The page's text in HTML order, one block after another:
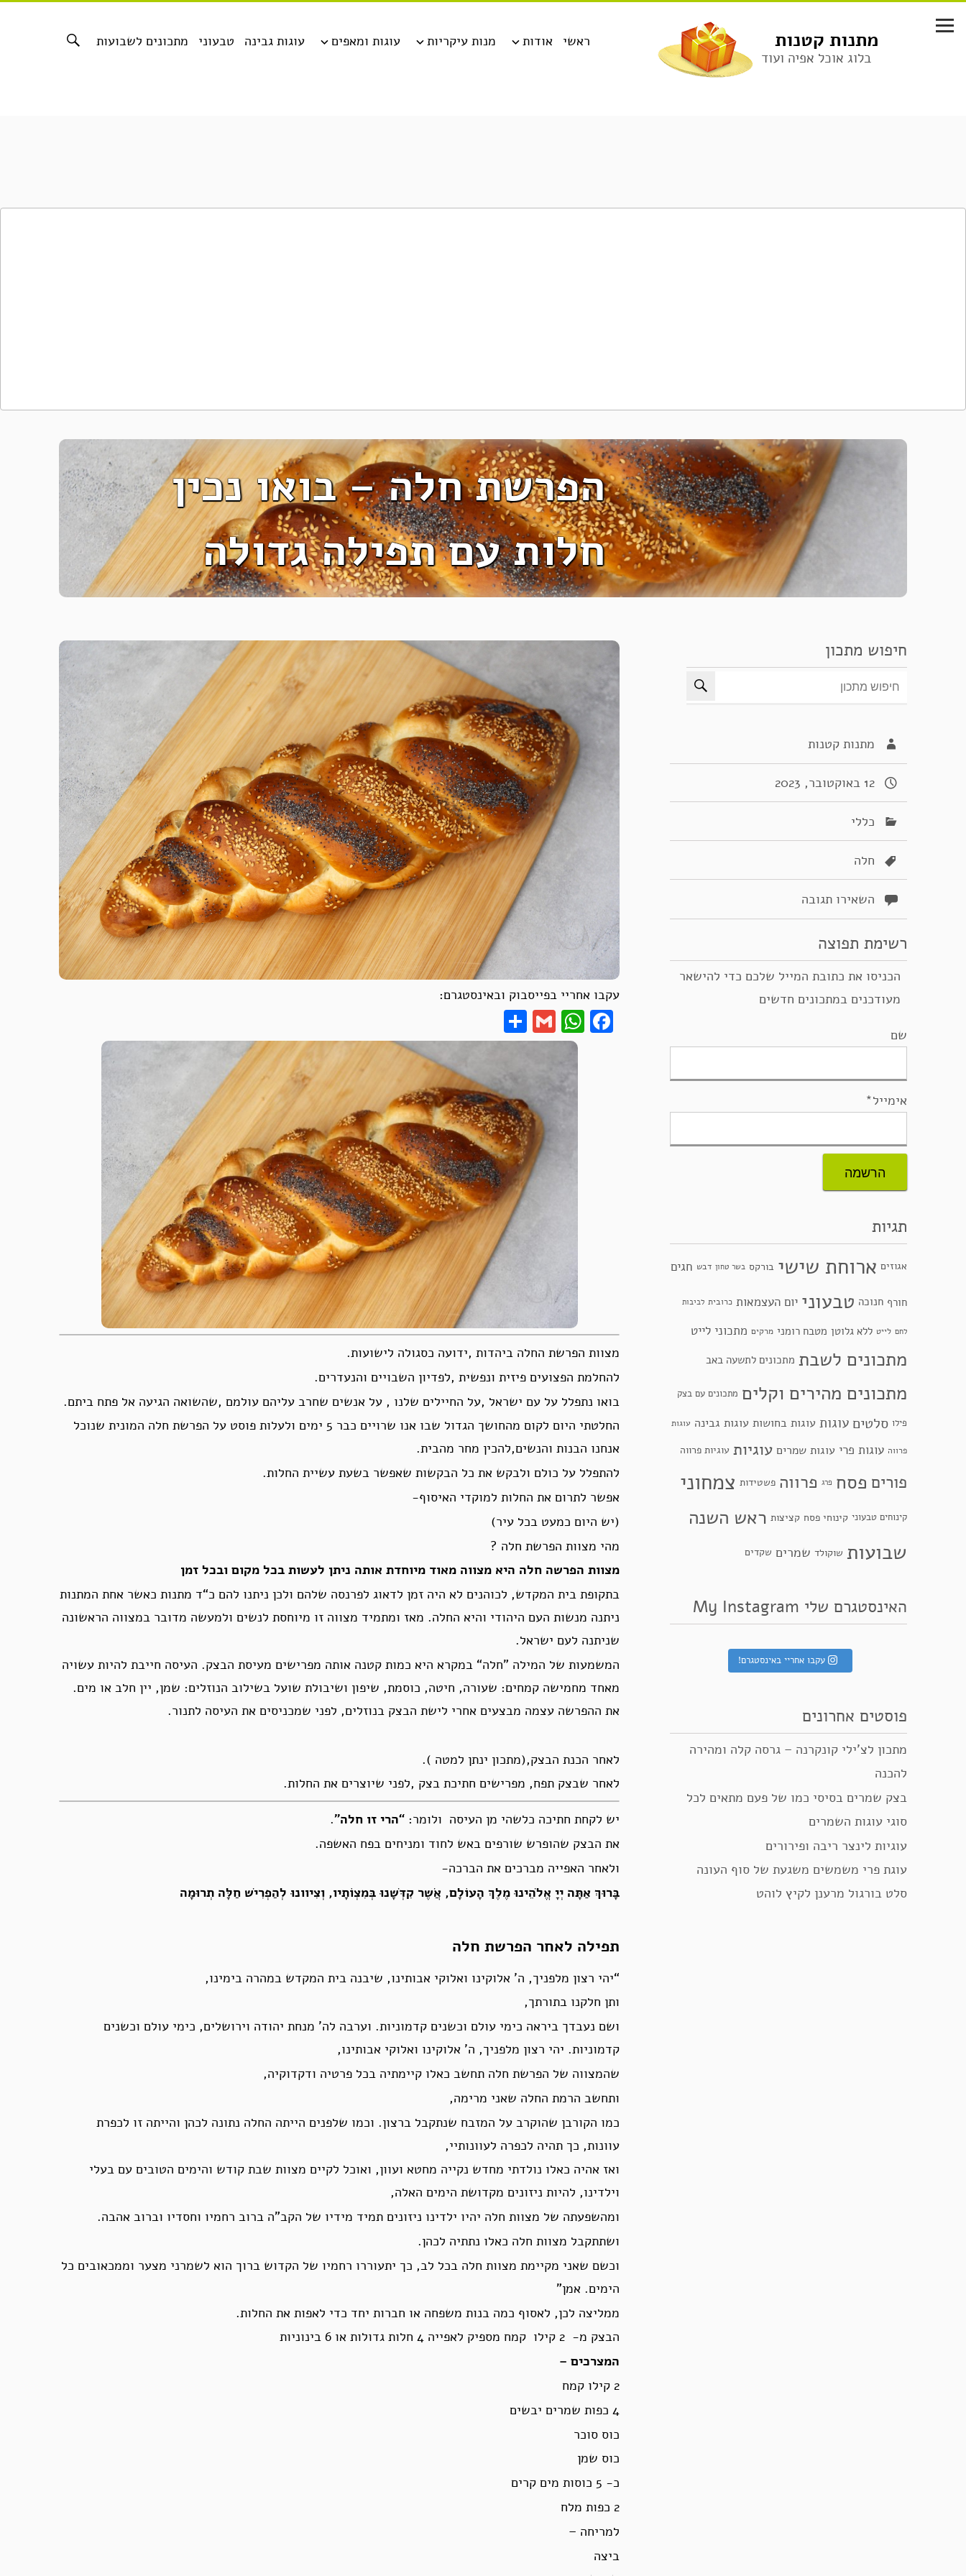
לתוכן
מתנות קטנות
בלוג אוכל אפיה ועוד
מתכונים לשבועות טבעוני עוגות גבינה עוגות ומאפים מנות עיקריות אודות ראשי
הפרשת חלה – בואו נכין
חלות עם תפילה גדולה
עקבו אחריי בפייסבוק ובאינסטגרם:
Facebook
WhatsApp
Gmail
מצוות הפרשת החלה ביהדות ,ידועה כסגולה לישועות.
להחלמת הפצועים פיזית ונפשית ,לפדיון השבויים והנעדרים.
בואו נתפלל על עם ישראל ,על החיילים שלנו , על אנשים שחרב עליהם עולמם ,שהשואה הגיעה אל פתח ביתם.
החלטתי היום לקום מהחושך הגדול שבו אנו שרויים כבר 5 ימים ולעלות פוסט על הפרשת חלה המונית שנוכל
אנחנו הבנות והנשים,להכין מחר מהבית.
להתפלל על כולם ולבקש את כל הבקשות שאפשר בשעת עשיית החלות.
אפשר לתרום את החלות למוקדי האיסוף-
(יש היום כמעט בכל עיר)
מהי מצוות הפרשת חלה ?
מצוות הפרשה חלה היא מצווה מאוד מיוחדת אותה ניתן לעשות בכל מקום ובכל זמן
בתקופת בית המקדש, לכוהנים לא היה זמן לדאוג לפרנסה שלהם ולכן ניתנו להם כ“ד מתנות כאשר אחת המתנות
ניתנה מנשות העם היהודי והיא החלה. מאז ומתמיד מצווה זו מיוחסת לנשים ולמעשה מדובר במצווה הראשונה
שניתנה לעם ישראל.
המשמעות של המילה ”חלה“ במקרא היא כמות קטנה אותה מפרישים מעיסת הבצק. העיסה חייבת להיות עשויה
מאחד מחמישה קמחים: שעורה, חיטה, כוסמת, שיפון ושיבולת שועל בשילוב הנוזלים: שמן, יין חלב או מים.
את ההפרשה עצמה מבצעים אחרי לישת הבצק בנוזלים, לפני שמכניסים את העיסה לתנור.
לאחר הכנת הבצק,(מתכון ינתן למטה ).
לאחר שבצק תפח, מפרישים חתיכת בצק ,לפני שיוצרים את החלות.
יש לקחת חתיכה כלשהי מן העיסה ולומר: “הרי זו חלה”.
את הבצק שהופרש שורפים באש לחוד ומניחים בפח האשפה.
ולאחר האפייה מברכים את הברכה-
בָּרוּךְ אַתָּה יְיָ אֱלֹהֵינוּ מֶלֶךְ הָעוֹלָם, אֲֹשֶר קִדְֹּשָנוּ בְּמִצְוֹתָיו, וְצִיוונוּ לְהַפְרִיֹש חַלָּה תְרוּמָה
תפילה לאחר הפרשת חלה
“יהי רצון מלפניך, ה’ אלוקינו ואלוקי אבותינו, שיבנה בית המקדש במהרה בימינו,
ותן חלקנו בתורתך,
ושם נעבדך ביראה כימי עולם וכשנים קדמוניות. וערבה לה’ מנחת יהודה וירושלים, כימי עולם וכשנים
קדמוניות. יהי רצון מלפניך, ה’ אלוקינו ואלוקי אבותינו,
שהמצווה של הפרשת חלה תחשב כאלו קיימתיה בכל פרטיה ודקדוקיה,
ותחשב הרמת החלה שאני מרימה,
כמו הקורבן שהוקרב על המזבח שנתקבל ברצון. וכמו שלפנים הייתה החלה נתונה לכהן והייתה זו לכפרת
עוונות, כך תהיה לכפרה לעוונותיי,
ואז אהיה כאלו נולדתי מחדש נקייה מחטא ועוון, ואוכל לקיים מצוות שבת קודש והימים הטובים עם בעלי
וילדינו, להיות ניזונים מקדושת הימים האלה,
ומהשפעתה של מצוות חלה יהיו ילדינו ניזונים תמיד מידיו של הקב”ה ברוב רחמיו וחסדיו וברוב אהבה.
ושתתקבל מצוות חלה כאלו נתתיה לכהן.
וכשם שאני מקיימת מצוות חלה בכל לב, כך יתעוררו רחמיו של הקדוש ברוך הוא לשמרני מצער וממכאובים כל
הימים. אמן”
ממליצה לכן, לאסוף כמה בנות משפחה או חברות יחד כדי לאפות את החלות.
הבצק מ- 2 קילו קמח מספיק לאפייה 4 חלות גדולות או 6 בינוניות
המצרכים –
2 קילו קמח
4 כפות שמרים יבשים
כוס סוכר
כוס שמן
כ- 5 כוסות מים קרים
2 כפות מלח
למריחה –
ביצה
חיפוש מתכון
מתנות קטנות
12 באוקטובר, 2023
כללי
חלה
השאירו תגובה
רשימת תפוצה
הכניסו את כתובת המייל שלכם כדי להישאר
מעודכנים במתכונים חדשים
שם
אימייל*
תגיות
אגוזים ארוחת שישי בורקס בשר טחון דבש חגים
חורף חנוכה טבעוני יום העצמאות כרובית לביבות
לחם לייט ללא גלוטן מטבח רומני מרקים מתכוני לייט
מתכונים לשבת מתכונים לתשעה באב
מתכונים מהירים וקלים מתכונים עם בצק
פילו סלטים עוגות עוגות בחושות עוגות גבינה עוגות
פרווה עוגות פרי עוגות שמרים עוגיות עוגיות פרווה
פורים פסח פרג פרווה פשטידות צמחוני
קינוחים טבעוני קינוחי פסח קציצות ראש השנה
שבועות שוקולד שמרים שקדים
האינסטגרם שלי My Instagram
עקבו אחריי באינסטגרם!
פוסטים אחרונים
מתכון לצ’ילי קונקרנה – גרסה קלה ומהירה
להכנה
בצק שמרים בסיסי כמו של פעם מתאים לכל
סוגי עוגות השמרים
עוגיות לינצר ריבה ופירורים
עוגת פרי משמשים משגעת של סוף העונה
סלט בורגול מרענן לקיץ לוהט